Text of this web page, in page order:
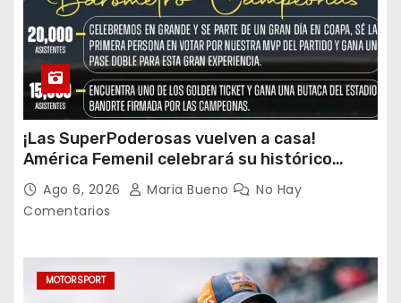
¡Las SuperPoderosas vuelven a casa!
América Femenil celebrará su histórico
triplete con una auténtica fiesta ante Cruz
Azul
Ago 6, 2026 Maria Bueno
No Hay
Comentarios
MOTORSPORT